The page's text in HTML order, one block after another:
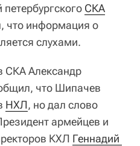
СКА
что информация о
слухами.
СКА Александр
что Шипачев
НХЛ, но дал слово
армейцев и
КХЛ Геннадий